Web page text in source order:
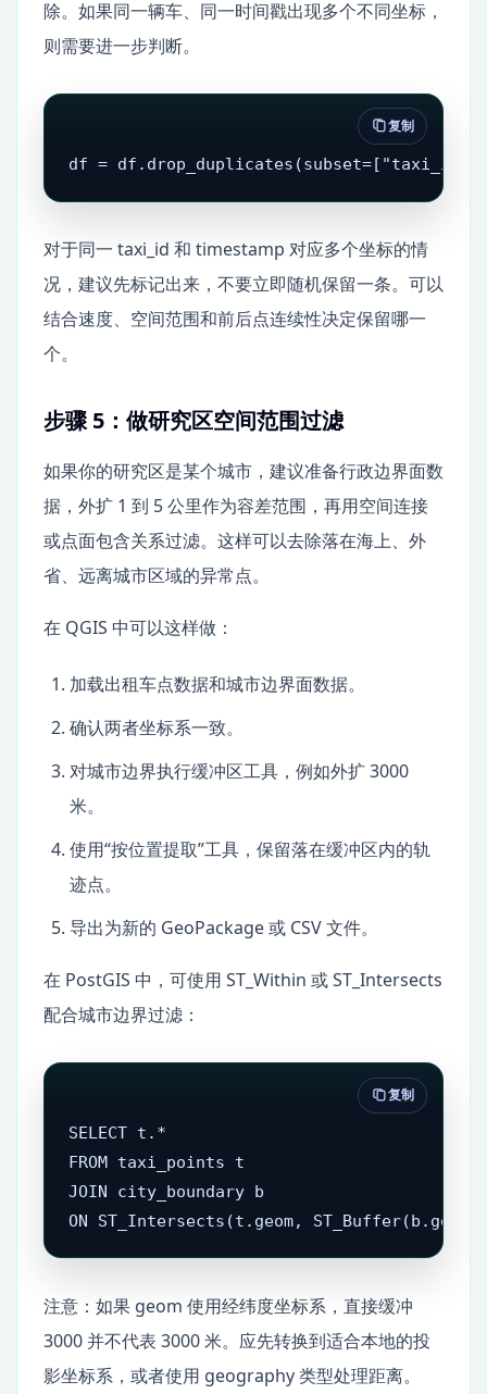
除。如果同一辆车、同一时间戳出现多个不同坐标，
则需要进一步判断。
df =
复制
对于同一 taxi_id 和 timestamp 对应多个坐标的情
况，建议先标记出来，不要立即随机保留一条。可以
结合速度、空间范围和前后点连续性决定保留哪一
个。
步骤 5：做研究区空间范围过滤
如果你的研究区是某个城市，建议准备行政边界面数
据，外扩 1 到 5 公里作为容差范围，再用空间连接
或点面包含关系过滤。这样可以去除落在海上、外
省、远离城市区域的异常点。
在 QGIS 中可以这样做：
加载出租车点数据和城市边界面数据。
确认两者坐标系一致。
对城市边界执行缓冲区工具，例如外扩 3000
米。
使用“按位置提取”工具，保留落在缓冲区内的轨
迹点。
导出为新的 GeoPackage 或 CSV 文件。
在 PostGIS 中，可使用 ST_Within 或 ST_Intersects
配合城市边界过滤：
SELECT t.*
FROM taxi_points t
JOIN city_boundary b
ON ST_Intersects(t.geom,
复制
注意：如果 geom 使用经纬度坐标系，直接缓冲
3000 并不代表 3000 米。应先转换到适合本地的投
影坐标系，或者使用 geography 类型处理距离。